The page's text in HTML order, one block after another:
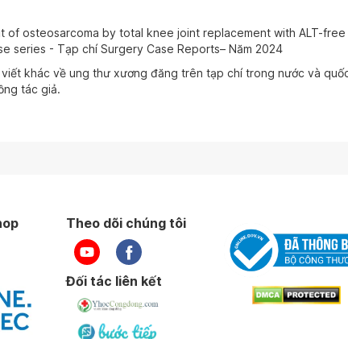
of osteosarcoma by total knee joint replacement with ALT-free
series - Tạp chí Surgery Case Reports– Năm 2024
viết khác về ung thư xương đăng trên tạp chí trong nước và
tác giả.
Theo dõi chúng tôi
Đối tác liên kết